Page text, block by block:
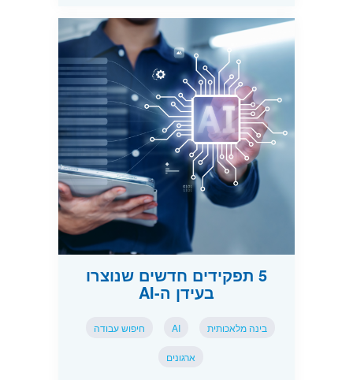
5 תפקידים חדשים שנוצרו
בעידן ה-AI
בינה מלאכותית AI חיפוש עבודה
ארגונים